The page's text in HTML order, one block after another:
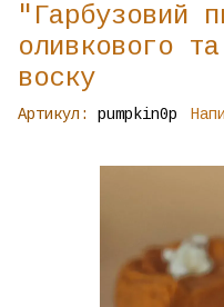
"Гарбузовий
оливкового
воску
Артикул: pumpkin0р